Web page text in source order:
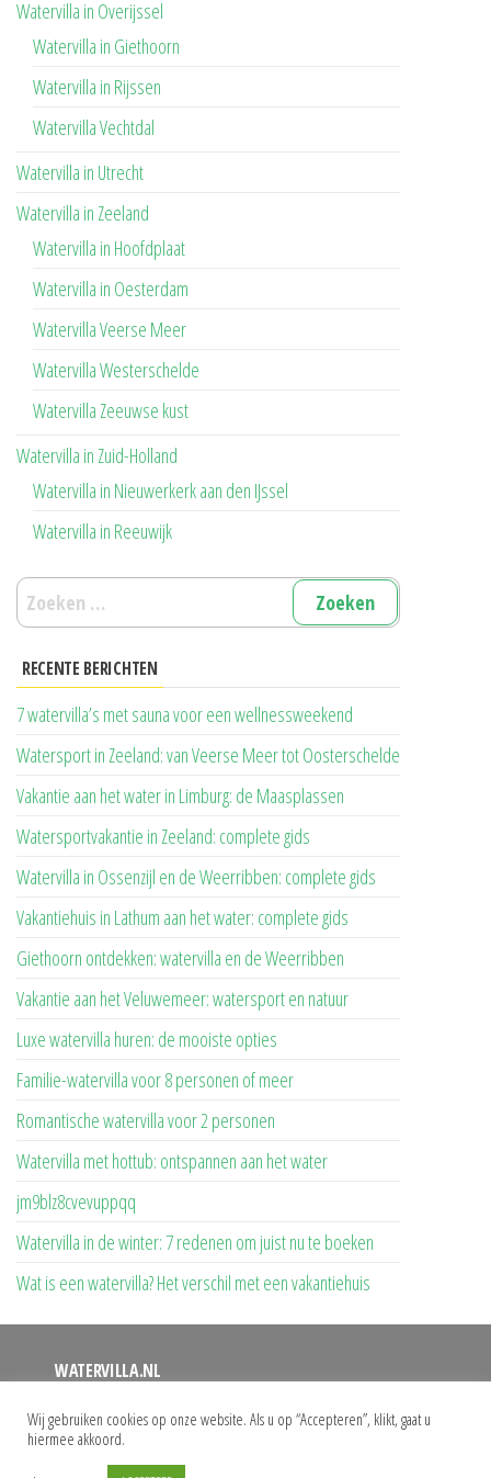
Watervilla in Overijssel
Watervilla in Giethoorn
Watervilla in Rijssen
Watervilla Vechtdal
Watervilla in Utrecht
Watervilla in Zeeland
Watervilla in Hoofdplaat
Watervilla in Oesterdam
Watervilla Veerse Meer
Watervilla Westerschelde
Watervilla Zeeuwse kust
Watervilla in Zuid-Holland
Watervilla in Nieuwerkerk aan den IJssel
Watervilla in Reeuwijk
Zoeken
naar:
RECENTE BERICHTEN
7 watervilla’s met sauna voor een wellnessweekend
Watersport in Zeeland: van Veerse Meer tot Oosterschelde
Vakantie aan het water in Limburg: de Maasplassen
Watersportvakantie in Zeeland: complete gids
Watervilla in Ossenzijl en de Weerribben: complete gids
Vakantiehuis in Lathum aan het water: complete gids
Giethoorn ontdekken: watervilla en de Weerribben
Vakantie aan het Veluwemeer: watersport en natuur
Luxe watervilla huren: de mooiste opties
Familie-watervilla voor 8 personen of meer
Romantische watervilla voor 2 personen
Watervilla met hottub: ontspannen aan het water
jm9blz8cvevuppqq
Watervilla in de winter: 7 redenen om juist nu te boeken
Wat is een watervilla? Het verschil met een vakantiehuis
WATERVILLA.NL
Op deze website vindt u een overzicht van alle watervilla’s
waar u uw vakantie kunt doorbrengen. Bij ons vindt u het
Wij gebruiken cookies op onze website. Als u op “Accepteren”, klikt, gaat u
hiermee akkoord.